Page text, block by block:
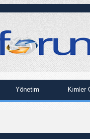
Yönetim Kimler